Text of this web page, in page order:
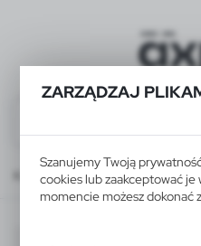
ZARZĄDZAJ
Szanujemy Twoją
cookies lub zaakceptować
momencie możesz dokonać
KatalogWSZYSTKIE PRODUKTY